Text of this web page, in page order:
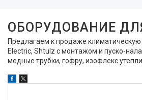
В наличии 36
ОБОРУДОВАНИЕ
Предлагаем к продаже
Electric, Shtulz c монтажом и пуско-
медные трубки, гофру, изофлекс